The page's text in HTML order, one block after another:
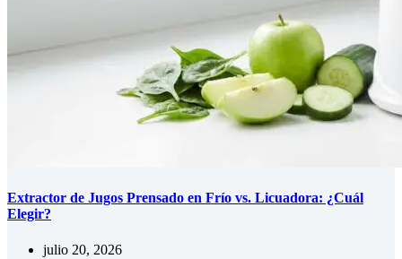
Extractor de Jugos Prensado en Frío vs. Licuadora: ¿Cuál
Elegir?
julio 20, 2026